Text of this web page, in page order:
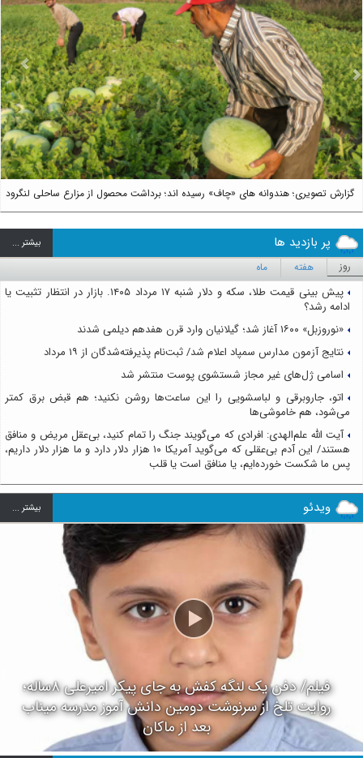
گزارش تصویری؛ هندوانه های «چاف» رسیده اند؛ برداشت محصول از مزارع ساحلی لنگرود
Next
پر بازدید ها بيشتر ...
روز هفته ماه
پیش بینی قیمت طلا، سکه و دلار شنبه ۱۷ مرداد ۱۴۰۵. بازار در انتظار تثبیت یا
ادامه رشد؟
«نوروزبل» ۱۶۰۰ آغاز شد؛ گیلانیان وارد قرن هفدهم دیلمی شدند
نتایج آزمون مدارس سمپاد اعلام شد/ ثبت‌نام پذیرفته‌شدگان از ۱۹ مرداد
اسامی ژل‌های غیر مجاز شستشوی پوست منتشر شد
اتو، جاروبرقی و لباسشویی را این ساعت‌ها روشن نکنید؛ هم قبض برق کمتر
می‌شود، هم خاموشی‌ها
آیت الله علم‌الهدی: افرادی که می‌گویند جنگ را تمام کنید، بی‌عقل مریض و منافق
هستند/ این آدم بی‌عقلی که می‌گوید آمریکا ۱۰ هزار دلار دارد و ما هزار دلار داریم،
پس ما شکست خورده‌ایم، یا منافق است یا قلب
ویدئو بيشتر ...
فیلم/ دفن یک لنگه کفش به جای پیکر امیرعلی ۸ساله؛
روایت تلخ از سرنوشت دومین دانش آموز مدرسه میناب
بعد از ماکان